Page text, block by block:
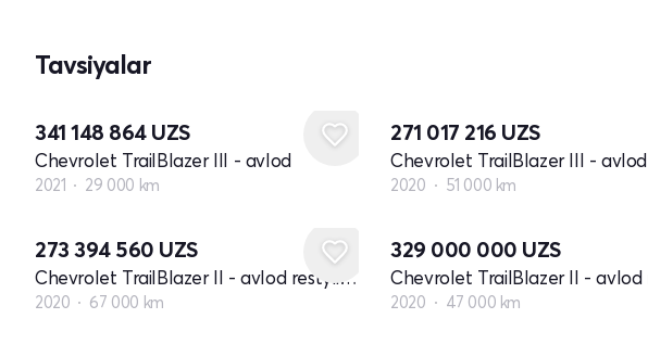
Tavsiyalar
341 148 864 UZS
Chevrolet TrailBlazer III - avlod
2021 29 000 km
271 017 216 UZS
Chevrolet TrailBlazer III - avlod
2020 51 000 km
273 394 560 UZS
Chevrolet TrailBlazer II - avlod restyling
2020 67 000 km
329 000 000 UZS
2020 47 000 km